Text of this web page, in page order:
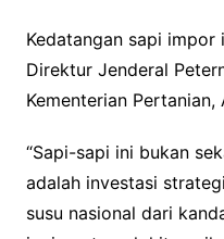
Kedatangan sapi
Direktur Jenderal
Kementerian Pertanian,
“Sapi-sapi ini bukan
adalah investasi
susu nasional dari